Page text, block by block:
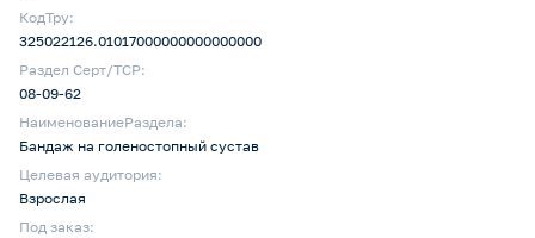
КодТру:
325022126.01017000000000000000
Раздел Серт/ТСР:
08-09-62
НаименованиеРаздела:
Бандаж на голеностопный сустав
Целевая аудитория:
Взрослая
Под заказ: